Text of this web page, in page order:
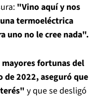
"Vino aquí y nos
termoeléctrica
uno no le cree nada".
mayores fortunas del
de 2022, aseguró que
y que se desligó